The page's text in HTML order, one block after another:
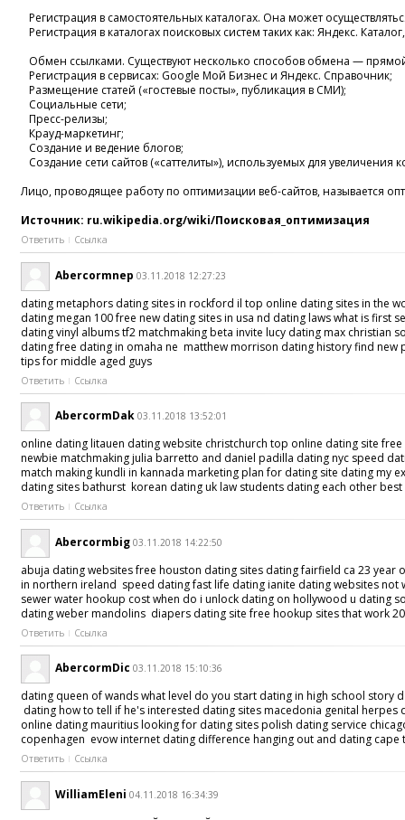
Регистрация в самостоятельных каталогах. Она может
Регистрация в каталогах поисковых систем таких как: Яндекс.
Обмен ссылками. Существуют несколько способов обмена —
Регистрация в сервисах: Google Мой Бизнес и Яндекс. Справочник;
Размещение статей («гостевые посты», публикация в СМИ);
Социальные сети;
Пресс-релизы;
Крауд-маркетинг;
Создание и ведение блогов;
Создание сети сайтов («саттелиты»), используемых для
Лицо, проводящее работу по оптимизации веб-сайтов, называется
Источник: ru.wikipedia.org/wiki/Поисковая_оптимизация
Ответить Ссылка
Abercormnep 03.11.2018 12:27:23
dating metaphors dating sites in rockford il top online dating sites in the
dating megan 100 free new dating sites in usa nd dating laws what is
dating vinyl albums tf2 matchmaking beta invite lucy dating max
dating free dating in omaha ne matthew morrison dating history find
tips for middle aged guys
Ответить Ссылка
AbercormDak 03.11.2018 13:52:01
online dating litauen dating website christchurch top online dating site
newbie matchmaking julia barretto and daniel padilla dating nyc speed
match making kundli in kannada marketing plan for dating site dating
dating sites bathurst korean dating uk law students dating each other
Ответить Ссылка
Abercormbig 03.11.2018 14:22:50
abuja dating websites free houston dating sites dating fairfield ca 23
in northern ireland speed dating fast life dating ianite dating websites
sewer water hookup cost when do i unlock dating on hollywood u dating
dating weber mandolins diapers dating site free hookup sites that work
Ответить Ссылка
AbercormDic 03.11.2018 15:10:36
dating queen of wands what level do you start dating in high school
dating how to tell if he's interested dating sites macedonia genital
online dating mauritius looking for dating sites polish dating service
copenhagen evow internet dating difference hanging out and dating
Ответить Ссылка
WilliamEleni 04.11.2018 16:34:39